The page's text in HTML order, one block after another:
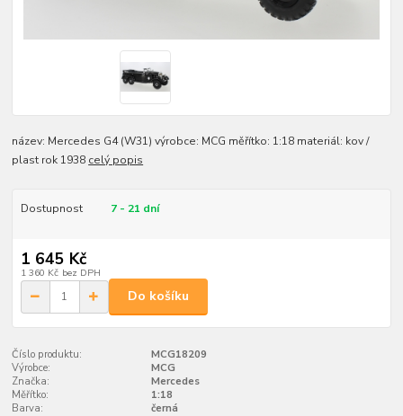
název: Mercedes G4 (W31) výrobce: MCG měřítko: 1:18 materiál: kov /
plast rok 1938 celý popis
Dostupnost 7 - 21 dní
1 645 Kč
1 360 Kč bez DPH
Do košíku
Číslo produktu:
MCG18209
Výrobce:
MCG
Značka:
Mercedes
Měřítko:
1:18
Barva:
černá